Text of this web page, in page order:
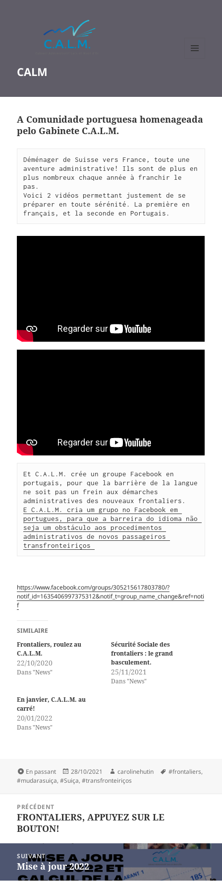
CALM
A Comunidade portuguesa homenageada
pelo Gabinete C.A.L.M.
Déménager de Suisse vers France, toute une
aventure administrative! Ils sont de plus en
plus nombreux chaque année à franchir le
pas.
Voici 2 vidéos permettant justement de se
préparer en toute sérénité. La première en
français, et la seconde en Portugais.
Et C.A.L.M. crée un groupe Facebook en
portugais, pour que la barrière de la langue
ne soit pas un frein aux démarches
E C.A.L.M. cria um grupo no Facebook em
portugues, para que a barreira do idioma não
seja um obstáculo aos procedimentos
administrativos de novos passageiros
transfronteiriços
https://www.facebook.com/groups/305215617803780/?
notif_id=1635406997375312&notif_t=group_name_change&ref=noti
f
SIMILAIRE
Frontaliers, roulez au
C.A.L.M.
22/10/2020
Dans "News"
Sécurité Sociale des
frontaliers : le grand
basculement.
25/11/2021
Dans "News"
En janvier, C.A.L.M. au
carré!
20/01/2022
Dans "News"
Format
En passant
Publié
le
28/10/2021 Auteur
carolinehutin
Mots-
#frontaliers,
#mudarasuiça,#Suiça,#transfronteiriços
l’article
PRÉCÉDENT
Article
précédent :
FRONTALIERS, APPUYEZ SUR LE
BOUTON!
SUIVANT
Article
suivant :
Mise à jour 2022